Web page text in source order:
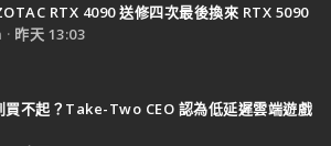
RTX 4090 送修四次最後換來 RTX 5090
昨天 13:03
買不起？Take-Two CEO 認為低延遲雲端遊戲